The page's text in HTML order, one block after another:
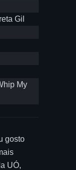
Gil
My
gosto
UÓ,